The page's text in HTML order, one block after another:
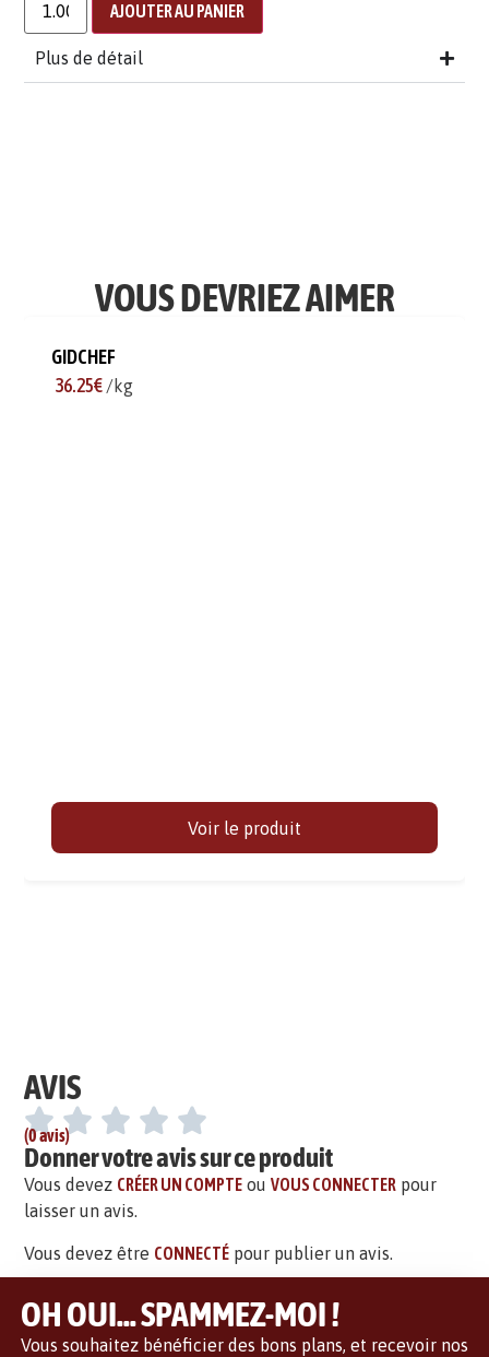
AJOUTER AU PANIER
Plus de détail
VOUS DEVRIEZ AIMER
GIDCHEF
36.25€ /kg
Voir le produit
AVIS
(0 avis)
Donner votre avis sur ce produit
Vous devez CRÉER UN COMPTE ouVOUS CONNECTER pour
laisser un avis.
Vous devez être CONNECTÉ pour publier un avis.
OH OUI... SPAMMEZ-MOI !
Vous souhaitez bénéficier des bons plans, et recevoir nos